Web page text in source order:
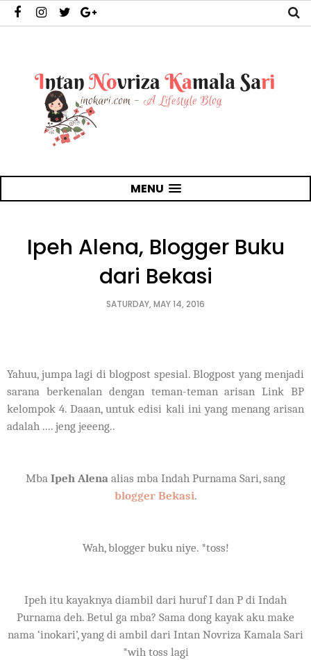
MENU
Ipeh Alena, Blogger Buku
dari Bekasi
SATURDAY, MAY 14, 2016
Yahuu, jumpa lagi di blogpost spesial. Blogpost yang menjadi
sarana berkenalan dengan teman-teman arisan Link BP
kelompok 4. Daaan, untuk edisi kali ini yang menang arisan
adalah .... jeng jeeeng..
Mba Ipeh Alena alias mba Indah Purnama Sari, sang
blogger Bekasi.
Wah, blogger buku niye. *toss!
Ipeh itu kayaknya diambil dari huruf I dan P di Indah
Purnama deh. Betul ga mba? Sama dong kayak aku make
nama ‘inokari’, yang di ambil dari Intan Novriza Kamala Sari
*wih toss lagi